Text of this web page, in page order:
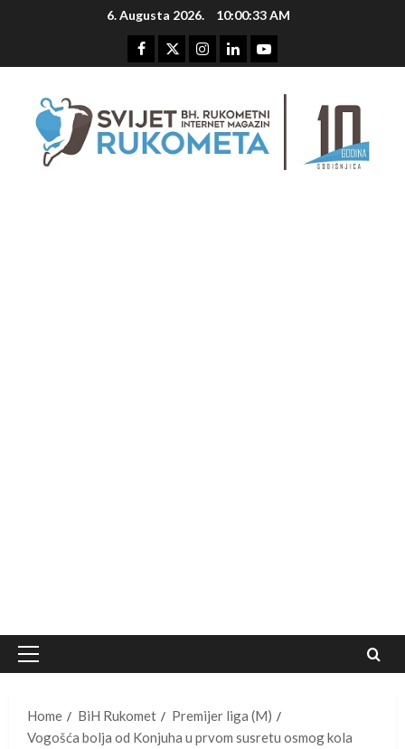
6. Augusta 2026. 10:00:34 AM
Primary
Home
BiH Rukomet
Premijer liga (M)
Vogošća bolja od Konjuha u prvom susretu osmog kola